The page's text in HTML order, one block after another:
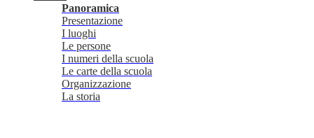
Panoramica
Presentazione
I luoghi
Le persone
I numeri della scuola
Le carte della scuola
Organizzazione
La storia